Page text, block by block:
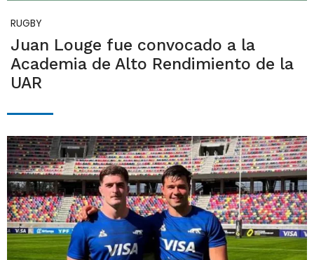
RUGBY
Juan Louge fue convocado a la
Academia de Alto Rendimiento de la
UAR